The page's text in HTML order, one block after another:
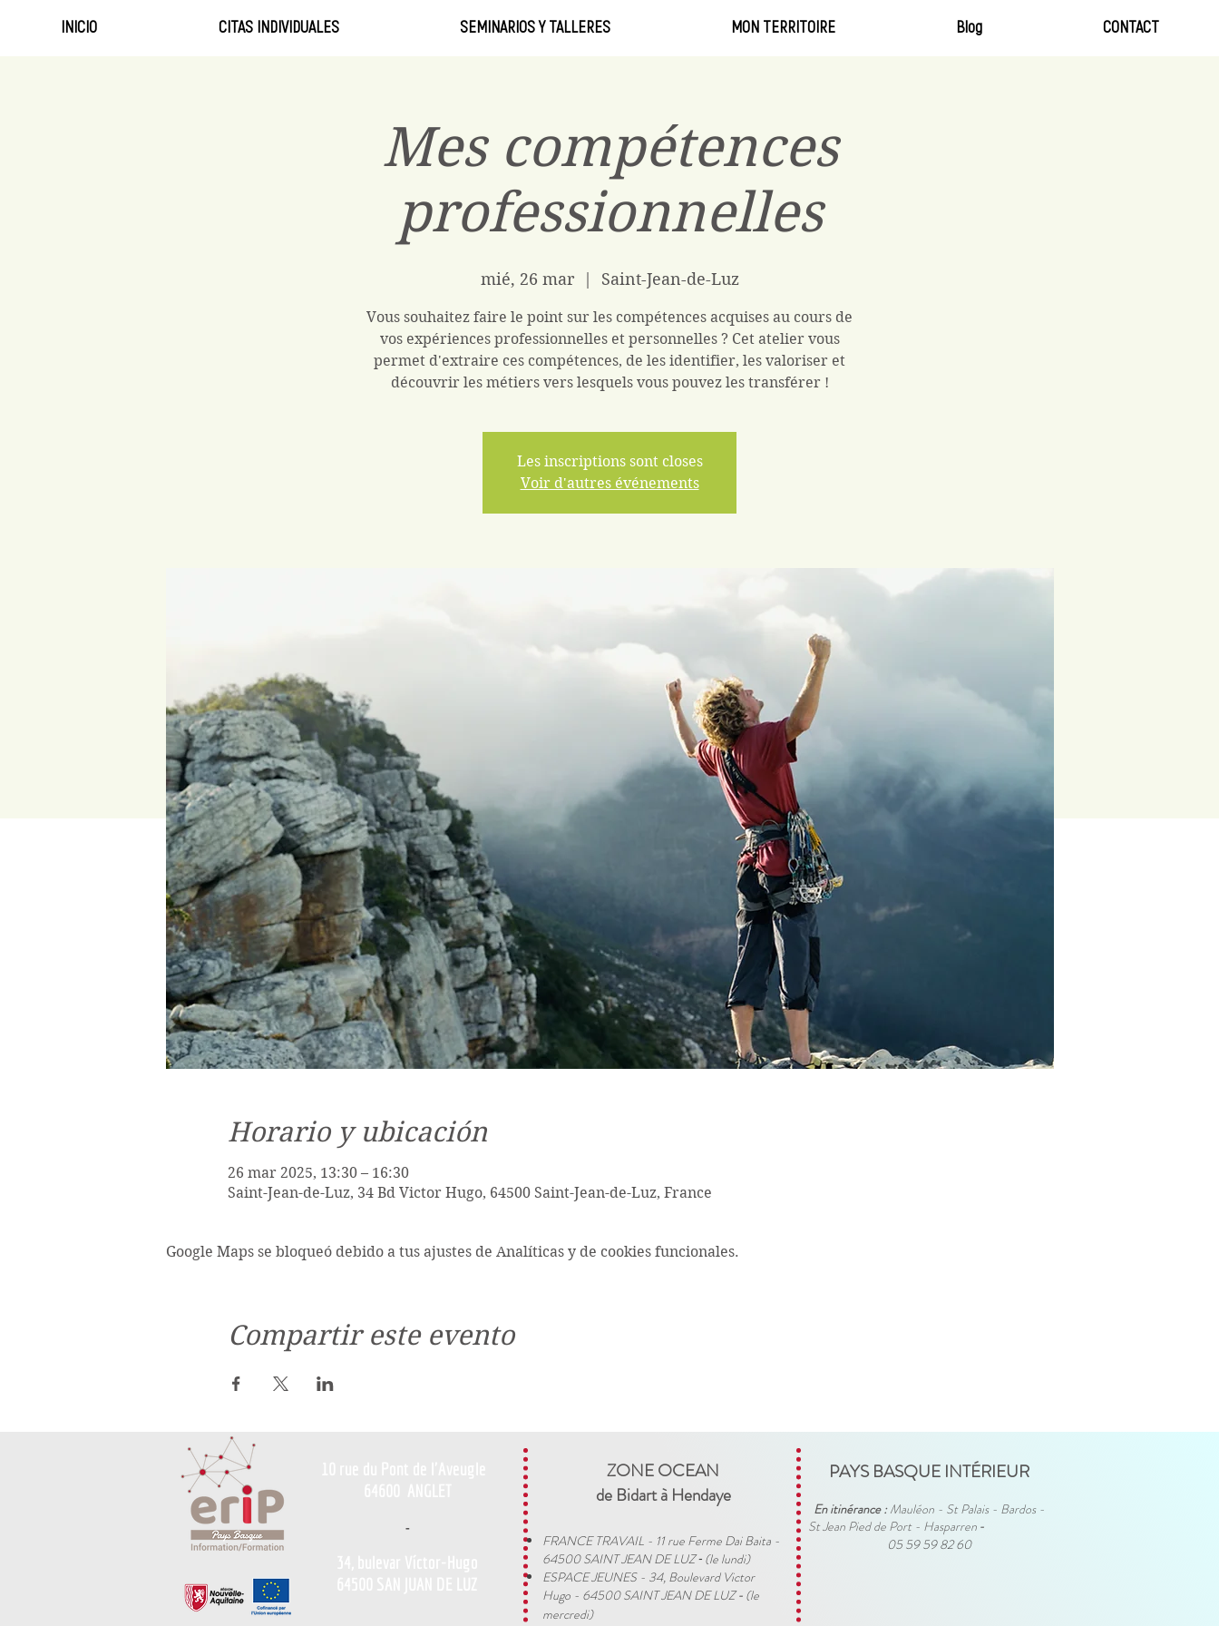
INICIO CITAS INDIVIDUALES SEMINARIOS Y TALLERES MON TERRITOIRE Blog CONTACT
Mes compétences
professionnelles
mié, 26 mar
  |
Saint-Jean-de-Luz
Vous souhaitez faire le point sur les compétences acquises au cours de
vos expériences professionnelles et personnelles ? Cet atelier vous
permet d'extraire ces compétences, de les identifier, les valoriser et
découvrir les métiers vers lesquels vous pouvez les transférer !
Les inscriptions sont closes
Voir d'autres événements
Horario y ubicación
26 mar 2025, 13:30 – 16:30
Saint-Jean-de-Luz, 34 Bd Victor Hugo, 64500 Saint-Jean-de-Luz, France
Google Maps se bloqueó debido a tus ajustes de Analíticas y de cookies funcionales.
Compartir este evento
-
ZONE OCEAN
de Bidart à Hendaye​
FRANCE TRAVAIL - 11 rue Ferme Dai Baita -
64500 SAINT JEAN DE LUZ​ - (le lundi)
ESPACE JEUNES - 34, Boulevard Victor
Hugo - 64500 SAINT JEAN DE LUZ- (le
mercredi)
PAYS BASQUE INTÉRIEUR
En itinérance :Mauléon - St Palais - Bardos -
St Jean Pied de Port - Hasparren -
05 59 59 82 60